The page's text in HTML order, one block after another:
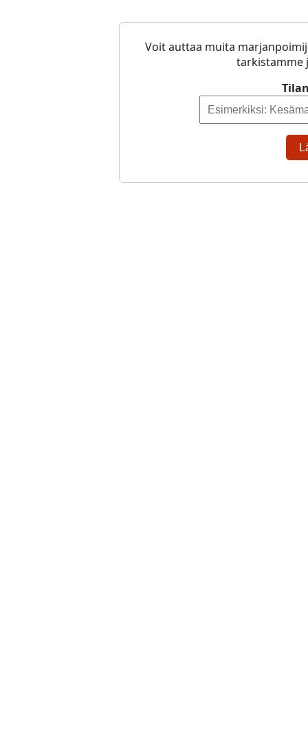
Voit auttaa muita
tarkistamme